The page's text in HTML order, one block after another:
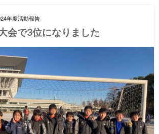
年度活動報告
会で3位になりました